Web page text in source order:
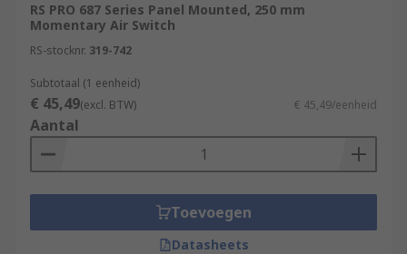
RS PRO 687 Series Panel Mounted, 250 mm
Momentary Air Switch
RS-stocknr. 319-742
Subtotaal (1 eenheid)
€ 45,49(excl. BTW) € 45,49/eenheid
Aantal
Toevoegen
Datasheets